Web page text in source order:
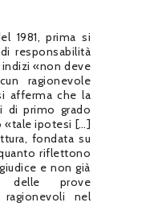
1981, prima si
responsabilità
«non deve
ragionevole
afferma che la
di primo grado
«tale ipotesi […]
fondata su
riflettono
e non già
delle prove
nel